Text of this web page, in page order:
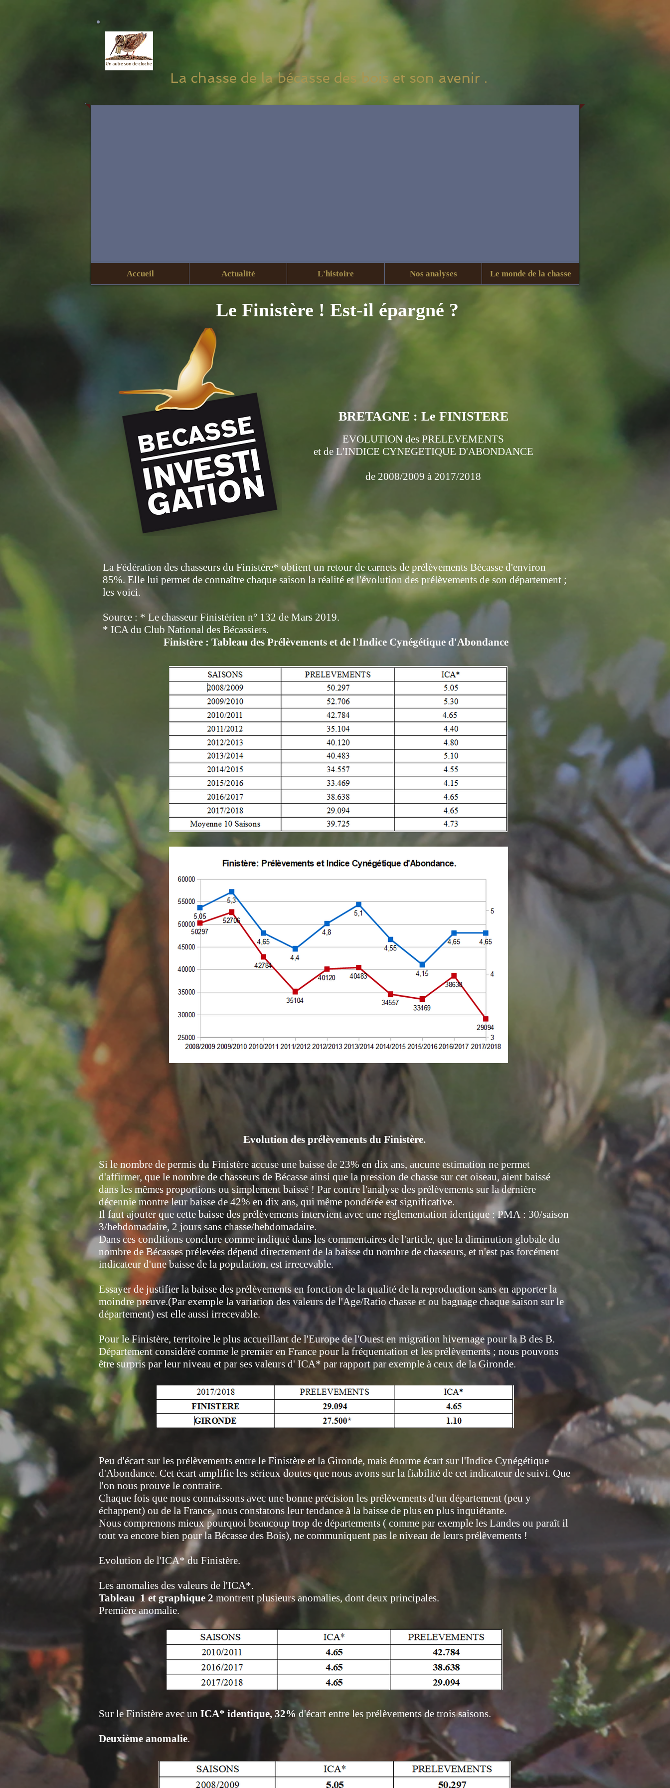
La chasse de la bécasse des bois et son avenir .
Accueil Actualité L'histoire Nos analyses Le monde de la chasse
Le Finistère ! Est-il épargné ?
BRETAGNE : Le FINISTERE
EVOLUTION des PRELEVEMENTS
et de L'INDICE CYNEGETIQUE D'ABONDANCE
de 2008/2009 à 2017/2018
La Fédération des chasseurs du Finistère* obtient un retour de carnets de prélèvements Bécasse d'environ
85%. Elle lui permet de connaître chaque saison la réalité et l'évolution des prélèvements de son département ;
les voici.
Source : * Le chasseur Finistérien n° 132 de Mars 2019.
* ICA du Club National des Bécassiers.
Finistère : Tableau des Prélèvements et de l'Indice Cynégétique d'Abondance
Evolution des prélèvements du Finistère.
Si le nombre de permis du Finistère accuse une baisse de 23% en dix ans, aucune estimation ne permet
d'affirmer, que le nombre de chasseurs de Bécasse ainsi que la pression de chasse sur cet oiseau, aient baissé
dans les mêmes proportions ou simplement baissé ! Par contre l'analyse des prélèvements sur la dernière
décennie montre leur baisse de 42% en dix ans, qui même pondérée est significative.
Il faut ajouter que cette baisse des prélèvements intervient avec une réglementation identique : PMA : 30/saison
3/hebdomadaire, 2 jours sans chasse/hebdomadaire.
Dans ces conditions conclure comme indiqué dans les commentaires de l'article, que la diminution globale du
nombre de Bécasses prélevées dépend directement de la baisse du nombre de chasseurs, et n'est pas forcément
indicateur d'une baisse de la population, est irrecevable.
Essayer de justifier la baisse des prélèvements en fonction de la qualité de la reproduction sans en apporter la
moindre preuve.(Par exemple la variation des valeurs de l'Age/Ratio chasse et ou baguage chaque saison sur le
département) est elle aussi irrecevable.
Pour le Finistère, territoire le plus accueillant de l'Europe de l'Ouest en migration hivernage pour la B des B.
Département considéré comme le premier en France pour la fréquentation et les prélèvements ; nous pouvons
être surpris par leur niveau et par ses valeurs d' ICA* par rapport par exemple à ceux de la Gironde.
Peu d'écart sur les prélèvements entre le Finistère et la Gironde, mais énorme écart sur l'Indice Cynégétique
d'Abondance. Cet écart amplifie les sérieux doutes que nous avons sur la fiabilité de cet indicateur de suivi. Que
l'on nous prouve le contraire.
Chaque fois que nous connaissons avec une bonne précision les prélèvements d'un département (peu y
échappent) ou de la France, nous constatons leur tendance à la baisse de plus en plus inquiétante.
Nous comprenons mieux pourquoi beaucoup trop de départements ( comme par exemple les Landes ou paraît il
tout va encore bien pour la Bécasse des Bois), ne communiquent pas le niveau de leurs prélèvements !
Evolution de l'ICA* du Finistère.
Les anomalies des valeurs de l'ICA*.
Tableau 1 et graphique 2montrent plusieurs anomalies, dont deux principales.
Première anomalie.
Sur le Finistère avec un ICA* identique, 32% d'écart entre les prélèvements de trois saisons.
Deuxième anomalie.